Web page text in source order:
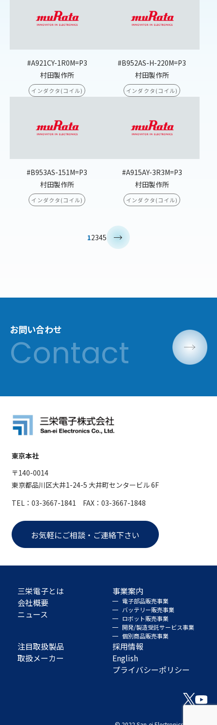
#A921CY-1R0M=P3
村田製作所
インダクタ(コイル)
#B952AS-H-220M=P3
村田製作所
インダクタ(コイル)
#B953AS-151M=P3
村田製作所
インダクタ(コイル)
#A915AY-3R3M=P3
村田製作所
インダクタ(コイル)
12345
お問い合わせ
東京本社
〒140-0014
東京都品川区大井1-24-5 大井町センタービル 6F
TEL：03-3667-1841 FAX：03-3667-1848
お気軽にご相談・ご連絡下さい
三栄電子とは
会社概要
ニュース
事業案内
電子部品販売事業
バッテリー販売事業
ロボット販売事業
開発/製造受託サービス事業
個別商品販売事業
注目取扱製品
取扱メーカー
採用情報
English
プライバシーポリシー